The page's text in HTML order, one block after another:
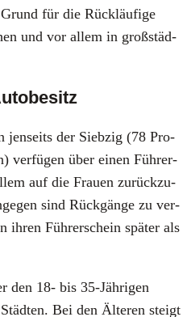
für die Rück­läu­fi­ge
und vor allem in groß­städ­
jen­seits der Sieb­zig (78 Pro­
ver­fü­gen über einen Füh­rer­
auf die Frau­en zurück­zu­
sind Rück­gän­ge zu ver­
ihren Füh­rer­schein spä­ter als
den 18- bis 35-Jäh­ri­gen
Bei den Älte­ren steigt